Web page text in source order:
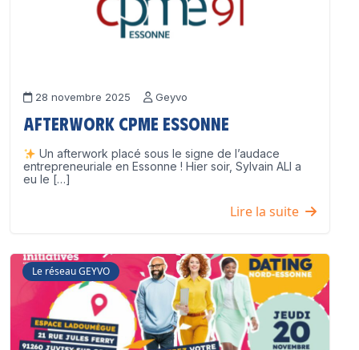
28 novembre 2025 Geyvo
Afterwork CPME Essonne
Un afterwork placé sous le signe de l’audace
entrepreneuriale en Essonne ! Hier soir, Sylvain ALI a
eu le […]
Lire la suite
Le réseau GEYVO